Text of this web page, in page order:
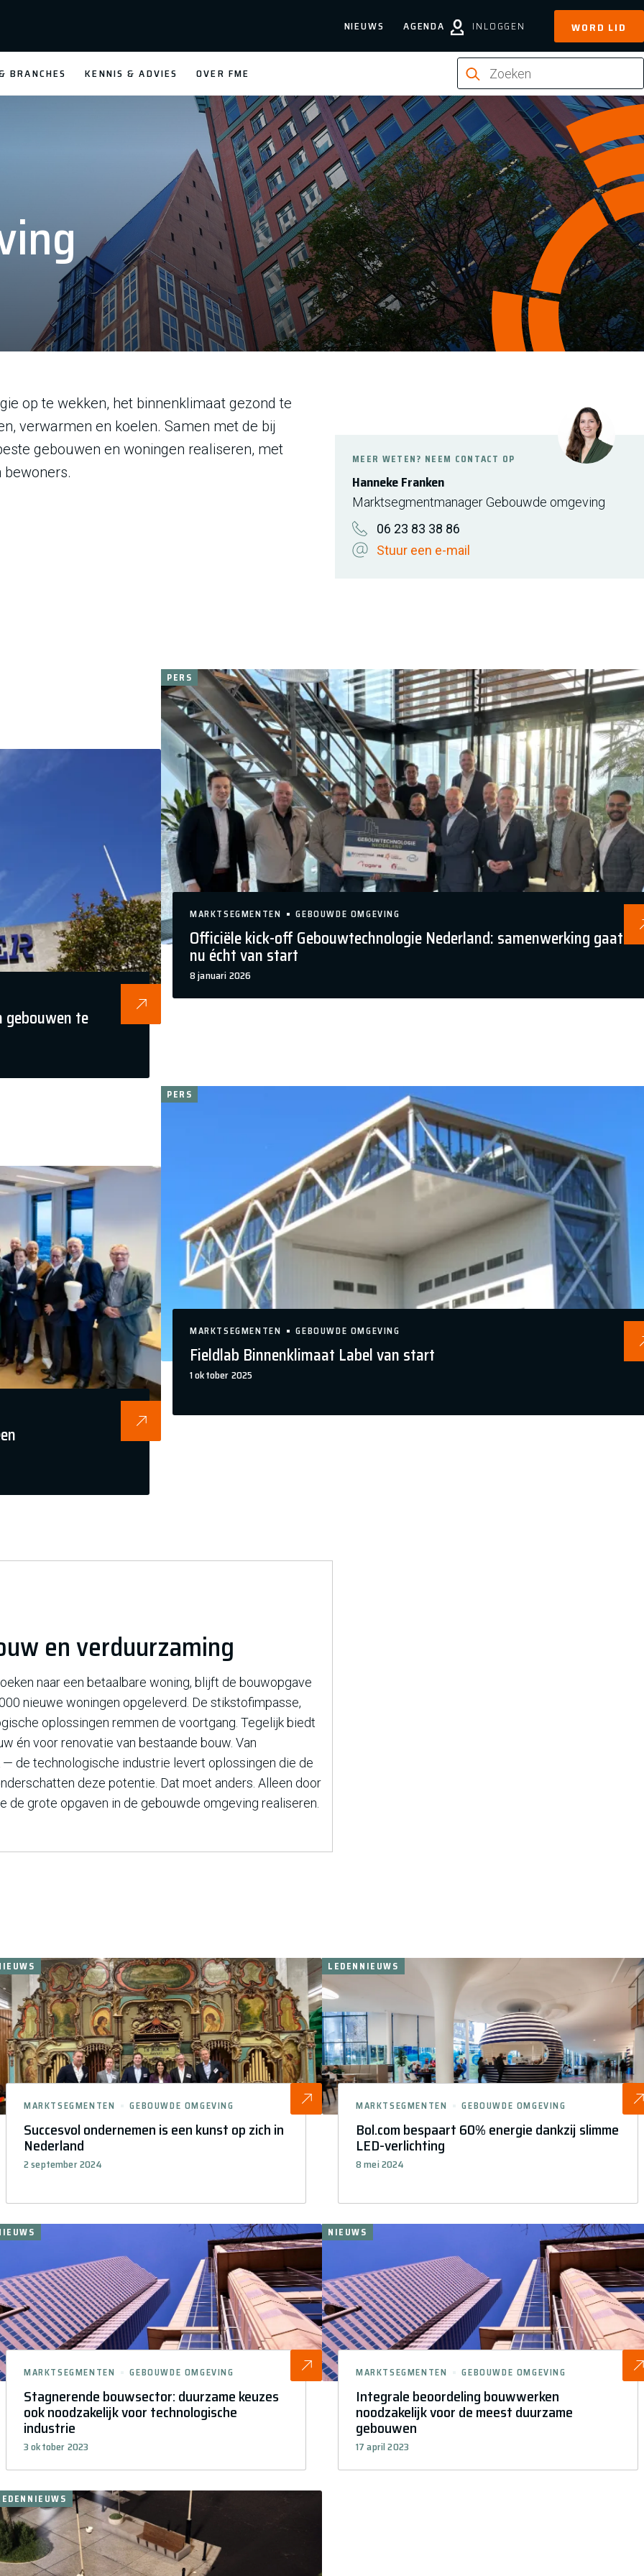
NIEUWS AGENDA INLOGGEN WORD LID
BRANCHES KENNIS & ADVIES OVER FME
op te wekken, het binnenklimaat gezond te
verwarmen en koelen. Samen met de bij
gebouwen en woningen realiseren, met
bewoners.
MEER WETEN? NEEM CONTACT OP
Hanneke Franken
Marktsegmentmanager Gebouwde omgeving
06 23 83 38 86
Stuur een e-mail
gebouwen te
Officiële kick-off Gebouwtechnologie Nederland: samenwerking gaat
nu écht van start
8 januari 2026
MARKTSEGMENTEN GEBOUWDE OMGEVING
PERS
Fieldlab Binnenklimaat Label van start
1 oktober 2025
MARKTSEGMENTEN GEBOUWDE OMGEVING
PERS
en verduurzaming
naar een betaalbare woning, blijft de bouwopgave
nieuwe woningen opgeleverd. De stikstofimpasse,
oplossingen remmen de voortgang. Tegelijk biedt
én voor renovatie van bestaande bouw. Van
de technologische industrie levert oplossingen die de
deze potentie. Dat moet anders. Alleen door
grote opgaven in de gebouwde omgeving realiseren.
Succesvol ondernemen is een kunst op zich in
Nederland
2 september 2024
MARKTSEGMENTEN GEBOUWDE OMGEVING
Bol.com bespaart 60% energie dankzij slimme
LED-verlichting
8 mei 2024
MARKTSEGMENTEN GEBOUWDE OMGEVING
LEDENNIEUWS
Stagnerende bouwsector: duurzame keuzes
ook noodzakelijk voor technologische
industrie
3 oktober 2023
MARKTSEGMENTEN GEBOUWDE OMGEVING
Integrale beoordeling bouwwerken
noodzakelijk voor de meest duurzame
gebouwen
17 april 2023
MARKTSEGMENTEN GEBOUWDE OMGEVING
NIEUWS